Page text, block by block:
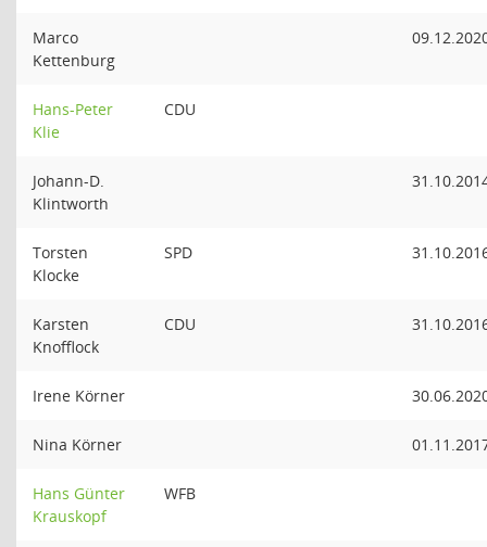
Marco
Kettenburg
Hans-Peter
Klie
CDU
Johann-D.
Klintworth
Torsten
Klocke
SPD
Karsten
Knofflock
CDU
Irene Körner
Nina Körner
Hans Günter
Krauskopf
WFB